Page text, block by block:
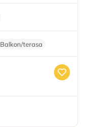
Balkon/terasa